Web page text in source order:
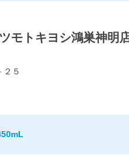
モトキヨシ鴻巣神明
２５